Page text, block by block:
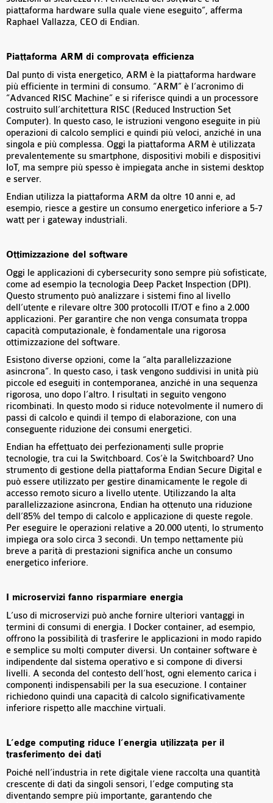
piattaforma hardware sulla quale viene eseguito”, afferma
Raphael Vallazza, CEO di Endian.
Piattaforma ARM di comprovata efficienza
Dal punto di vista energetico, ARM è la piattaforma hardware
più efficiente in termini di consumo. “ARM” è l’acronimo di
“Advanced RISC Machine” e si riferisce quindi a un processore
costruito sull’architettura RISC (Reduced Instruction Set
Computer). In questo caso, le istruzioni vengono eseguite in più
operazioni di calcolo semplici e quindi più veloci, anziché in una
singola e più complessa. Oggi la piattaforma ARM è utilizzata
prevalentemente su smartphone, dispositivi mobili e dispositivi
IoT, ma sempre più spesso è impiegata anche in sistemi desktop
e server.
Endian utilizza la piattaforma ARM da oltre 10 anni e, ad
esempio, riesce a gestire un consumo energetico inferiore a 5-7
watt per i gateway industriali.
Ottimizzazione del software
Oggi le applicazioni di cybersecurity sono sempre più sofisticate,
come ad esempio la tecnologia Deep Packet Inspection (DPI).
Questo strumento può analizzare i sistemi fino al livello
dell’utente e rilevare oltre 300 protocolli IT/OT e fino a 2.000
applicazioni. Per garantire che non venga consumata troppa
capacità computazionale, è fondamentale una rigorosa
ottimizzazione del software.
Esistono diverse opzioni, come la “alta parallelizzazione
asincrona”. In questo caso, i task vengono suddivisi in unità più
piccole ed eseguiti in contemporanea, anziché in una sequenza
rigorosa, uno dopo l’altro. I risultati in seguito vengono
ricombinati. In questo modo si riduce notevolmente il numero di
passi di calcolo e quindi il tempo di elaborazione, con una
conseguente riduzione dei consumi energetici.
Endian ha effettuato dei perfezionamenti sulle proprie
tecnologie, tra cui la Switchboard. Cos’è la Switchboard? Uno
strumento di gestione della piattaforma Endian Secure Digital e
può essere utilizzato per gestire dinamicamente le regole di
accesso remoto sicuro a livello utente. Utilizzando la alta
parallelizzazione asincrona, Endian ha ottenuto una riduzione
dell’85% del tempo di calcolo e applicazione di queste regole.
Per eseguire le operazioni relative a 20.000 utenti, lo strumento
impiega ora solo circa 3 secondi. Un tempo nettamente più
breve a parità di prestazioni significa anche un consumo
energetico inferiore.
I microservizi fanno risparmiare energia
L’uso di microservizi può anche fornire ulteriori vantaggi in
termini di consumi di energia. I Docker container, ad esempio,
offrono la possibilità di trasferire le applicazioni in modo rapido
e semplice su molti computer diversi. Un container software è
indipendente dal sistema operativo e si compone di diversi
livelli. A seconda del contesto dell’host, ogni elemento carica i
componenti indispensabili per la sua esecuzione. I container
richiedono quindi una capacità di calcolo significativamente
inferiore rispetto alle macchine virtuali.
L’edge computing riduce l’energia utilizzata per il
trasferimento dei dati
Poiché nell’industria in rete digitale viene raccolta una quantità
crescente di dati da singoli sensori, l’edge computing sta
diventando sempre più importante, garantendo che